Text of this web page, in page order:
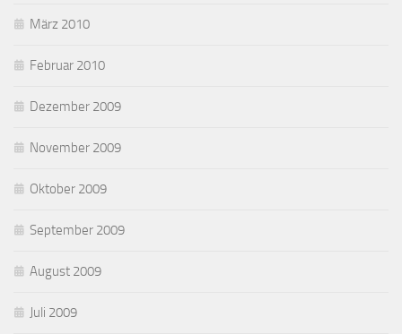
März 2010
Februar 2010
Dezember 2009
November 2009
Oktober 2009
September 2009
August 2009
Juli 2009